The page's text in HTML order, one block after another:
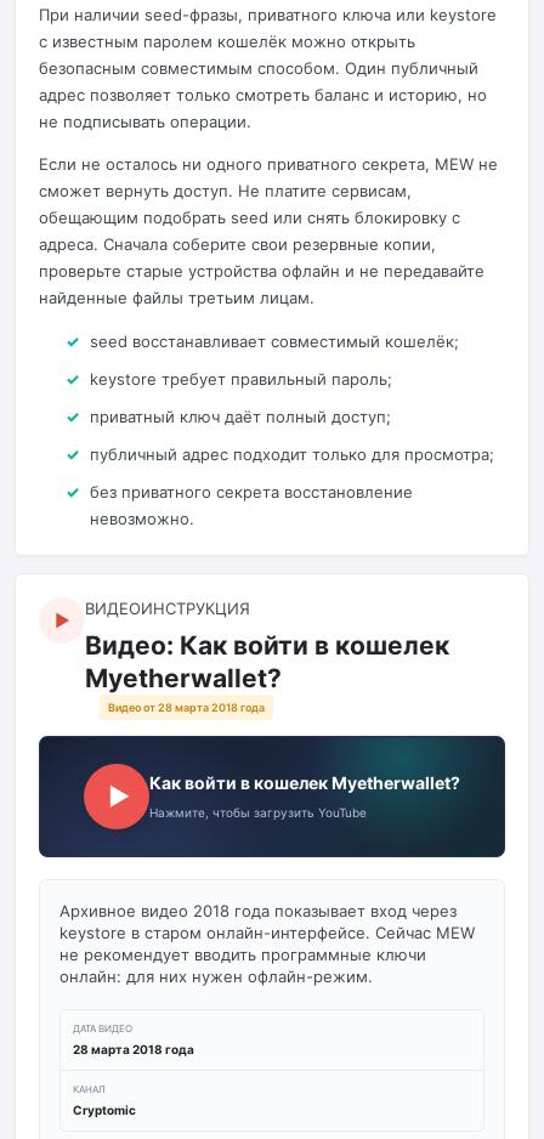
При наличии seed-фразы, приватного ключа или keystore
с известным паролем кошелёк можно открыть
безопасным совместимым способом. Один публичный
адрес позволяет только смотреть баланс и историю, но
не подписывать операции.
Если не осталось ни одного приватного секрета, MEW не
сможет вернуть доступ. Не платите сервисам,
обещающим подобрать seed или снять блокировку с
адреса. Сначала соберите свои резервные копии,
проверьте старые устройства офлайн и не передавайте
найденные файлы третьим лицам.
seed восстанавливает совместимый кошелёк;
keystore требует правильный пароль;
приватный ключ даёт полный доступ;
публичный адрес подходит только для просмотра;
без приватного секрета восстановление
невозможно.
▶
ВИДЕОИНСТРУКЦИЯ
Видео: Как войти в кошелек
Myetherwallet?
Видео от 28 марта 2018 года
▶ Как войти в кошелек Myetherwallet?
Нажмите, чтобы загрузить YouTube
Архивное видео 2018 года показывает вход через
keystore в старом онлайн-интерфейсе. Сейчас MEW
не рекомендует вводить программные ключи
онлайн: для них нужен офлайн-режим.
ДАТА ВИДЕО
28 марта 2018 года
КАНАЛ
Cryptomic